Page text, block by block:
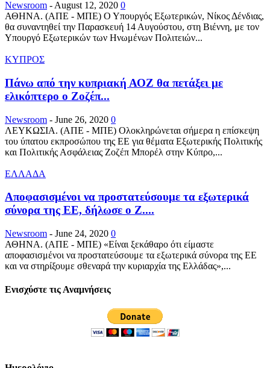
Newsroom - August 12, 2020 0
ΑΘΗΝΑ. (ΑΠΕ - ΜΠΕ) Ο Υπουργός Εξωτερικών, Νίκος Δένδιας,
θα συναντηθεί την Παρασκευή 14 Αυγούστου, στη Βιέννη, με τον
Υπουργό Εξωτερικών των Ηνωμένων Πολιτειών...
ΚΥΠΡΟΣ
Πάνω από την κυπριακή ΑΟΖ θα πετάξει με
ελικόπτερο ο Ζοζέπ...
Newsroom - June 26, 2020 0
ΛΕΥΚΩΣΙΑ. (ΑΠΕ - ΜΠΕ) Ολοκληρώνεται σήμερα η επίσκεψη
του ύπατου εκπροσώπου της ΕΕ για θέματα Εξωτερικής Πολιτικής
και Πολιτικής Ασφάλειας Ζοζέπ Μπορέλ στην Κύπρο,...
ΕΛΛΑΔΑ
Αποφασισμένοι να προστατεύσουμε τα εξωτερικά
σύνορα της ΕΕ, δήλωσε ο Ζ....
Newsroom - June 24, 2020 0
ΑΘΗΝΑ. (ΑΠΕ - ΜΠΕ) «Είναι ξεκάθαρο ότι είμαστε
αποφασισμένοι να προστατεύσουμε τα εξωτερικά σύνορα της ΕΕ
και να στηρίξουμε σθεναρά την κυριαρχία της Ελλάδας»,...
Ενισχύστε τις Αναμνήσεις